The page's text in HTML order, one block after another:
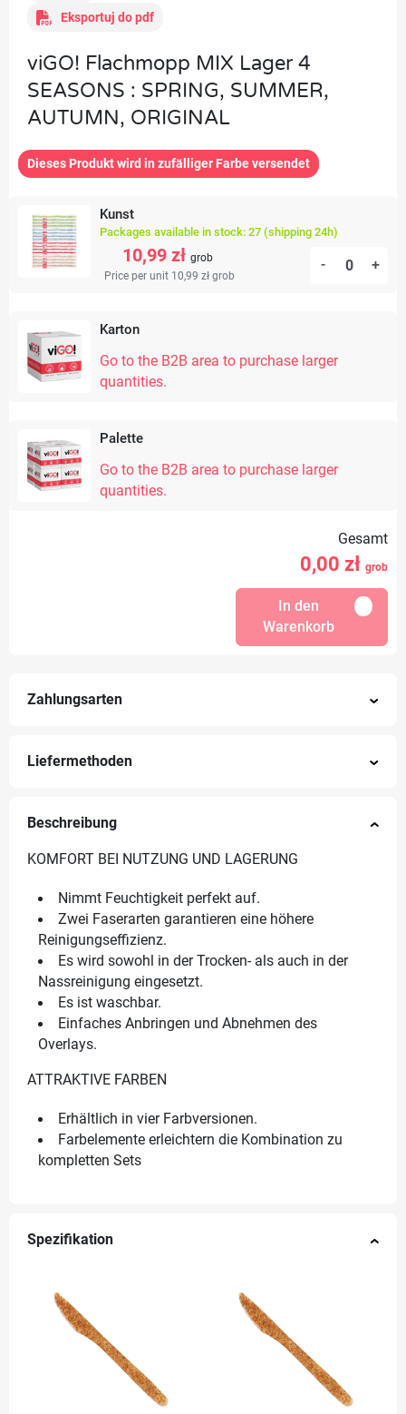
Eksportuj do pdf
viGO! Flachmopp MIX Lager 4
SEASONS : SPRING, SUMMER,
AUTUMN, ORIGINAL
Dieses Produkt wird in zufälliger Farbe versendet
Kunst
Packages available in stock: 27 (shipping 24h)
10,99 zł grob
Price per unit 10,99 zł grob
- +
Karton
Go to the B2B area to purchase larger
quantities.
Palette
Go to the B2B area to purchase larger
quantities.
Gesamt
0,00 zł grob
In den
Warenkorb
Zahlungsarten
Liefermethoden
Beschreibung
KOMFORT BEI NUTZUNG UND LAGERUNG
Nimmt Feuchtigkeit perfekt auf.
Zwei Faserarten garantieren eine höhere
Reinigungseffizienz.
Es wird sowohl in der Trocken- als auch in der
Nassreinigung eingesetzt.
Es ist waschbar.
Einfaches Anbringen und Abnehmen des
Overlays.
ATTRAKTIVE FARBEN
Erhältlich in vier Farbversionen.
Farbelemente erleichtern die Kombination zu
kompletten Sets
Spezifikation